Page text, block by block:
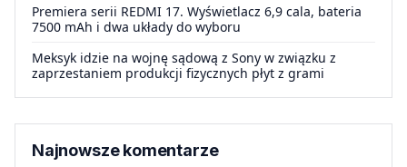
Premiera serii REDMI 17. Wyświetlacz 6,9 cala, bateria
7500 mAh i dwa układy do wyboru
Meksyk idzie na wojnę sądową z Sony w związku z
zaprzestaniem produkcji fizycznych płyt z grami
Najnowsze komentarze